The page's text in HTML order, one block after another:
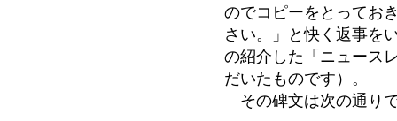
のでコピーをとってお
さい。」と快く返事を
の紹介した「ニュース
だいたものです）。
その碑文は次の通り